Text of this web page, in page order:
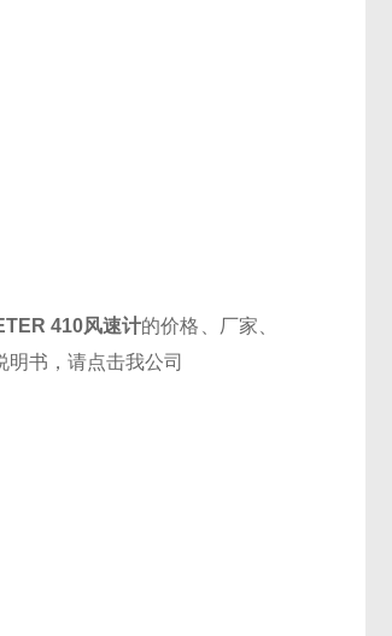
410风速计的价格、厂家、
书，请点击我公司